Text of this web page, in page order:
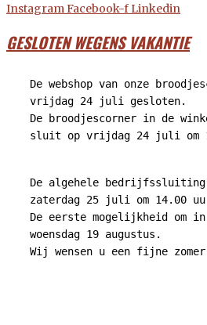
InstagramFacebook-f Linkedin
GESLOTEN WEGENS VAKANTIE
De webshop van onze
vrijdag 24 juli gesloten.
De broodjescorner in de
sluit op vrijdag 24 juli om
De algehele
zaterdag 25 juli om 14.00
De eerste mogelijkheid om
woensdag 19 augustus.
Wij wensen u een fijne